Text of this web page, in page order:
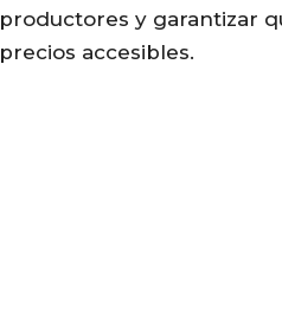
productores y garantizar
precios accesibles.